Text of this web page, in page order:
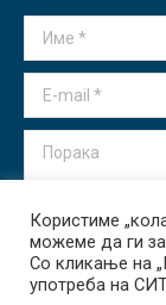
in
in
in
in
Име *
E-mail *
Порака
Испрати
Користиме
можеме да ги
Со кликање на
употреба на